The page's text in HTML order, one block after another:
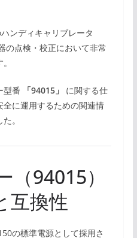
ンディキャリブレータ
の点検・校正において非常
型番 「94015」
に関する仕
に運用するための関連情
。
（94015）
互換性
の標準電源として採用さ